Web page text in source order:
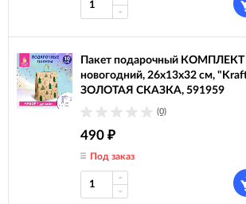
Пакет подарочный КОМПЛЕКТ
новогодний, 26x13x32 см,
ЗОЛОТАЯ СКАЗКА, 591959
(0)
490 ₽
Под заказ